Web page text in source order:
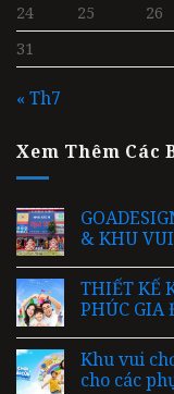
24
25 26
31
« Th7
Xem Thêm Các
& KHU
THIẾT KẾ
PHÚC GIA
Khu vui
cho các